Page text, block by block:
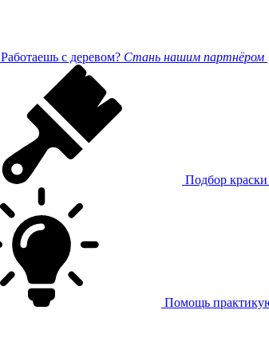
Работаешь с деревом? Стань нашим партнёром
Подбор
Помощь